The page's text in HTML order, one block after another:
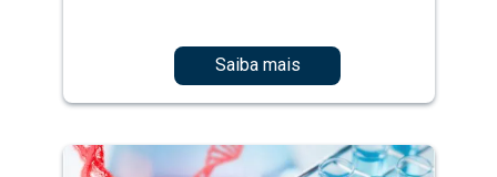
Saiba mais